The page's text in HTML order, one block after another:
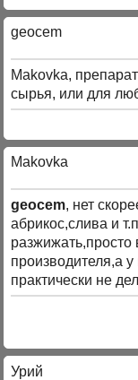
geocem
Makovka,
сырья, или для
Makovka
geocem, нет
абрикос,слива и
разжижать,просто
производителя,а
практически не
Урий